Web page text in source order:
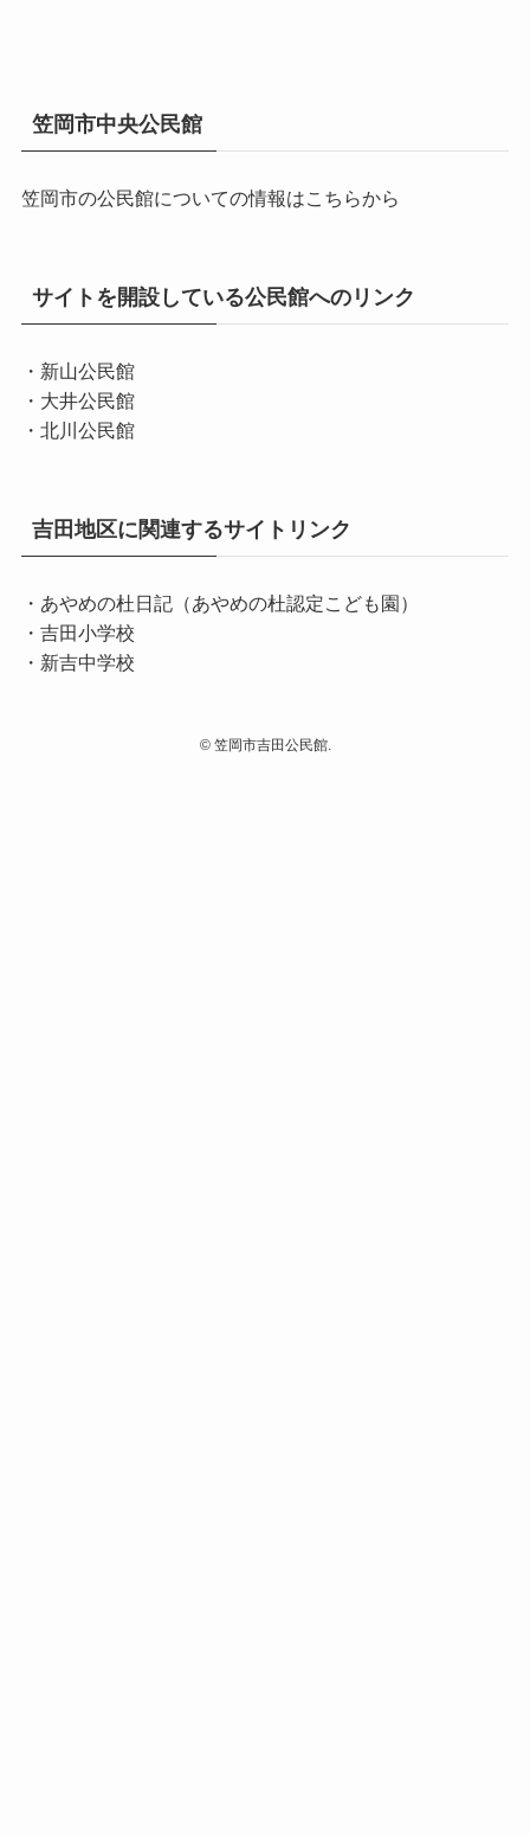
笠岡市中央公民館
笠岡市の公民館についての情報はこちらから
サイトを開設している公民館へのリンク
・新山公民館
・大井公民館
・北川公民館
吉田地区に関連するサイトリンク
・あやめの杜日記（あやめの杜認定こども園）
・吉田小学校
・新吉中学校
©笠岡市吉田公民館.